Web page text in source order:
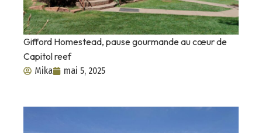
Gifford Homestead, pause gourmande au cœur de
Capitol reef
Mika mai 5, 2025